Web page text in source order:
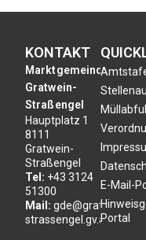
KONTAKT
Marktgemeinde
Gratwein-
Straßengel
Hauptplatz 1
8111
Gratwein-
Straßengel
Tel: +43 3124
51300
Mail: gde@gratwein-
strassengel.gv.at
E-Mail-
Portal